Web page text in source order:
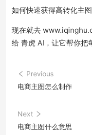
如何快速获得高转化主图
现在就去
给 青虎 AI，让它帮你把
Previous
电商主图怎么制作
Next
电商主图什么意思